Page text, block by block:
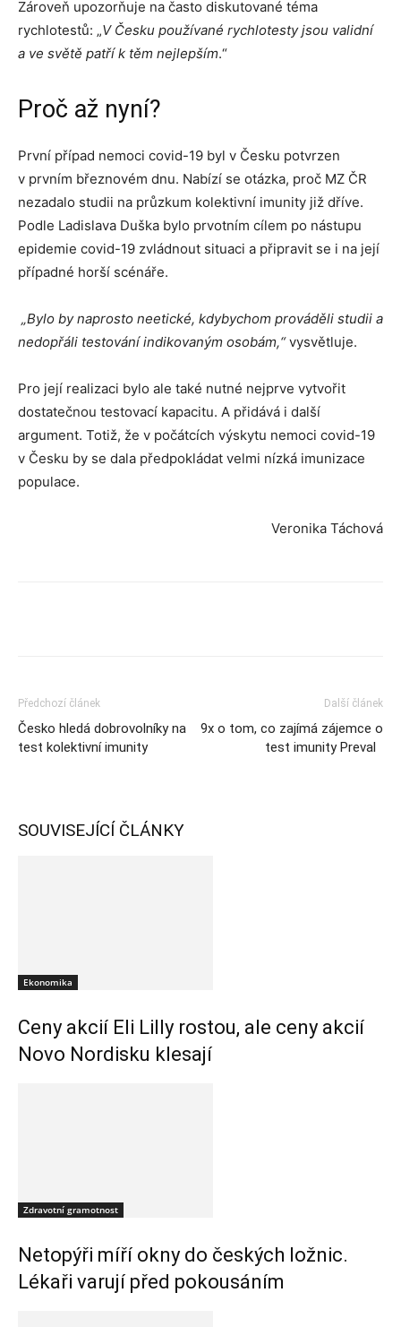
Zároveň upozorňuje na často diskutované téma
rychlotestů: „V Česku používané rychlotesty jsou validní
a ve světě patří k těm nejlepším.“
Proč až nyní?
První případ nemoci covid-19 byl v Česku potvrzen
v prvním březnovém dnu. Nabízí se otázka, proč MZ ČR
nezadalo studii na průzkum kolektivní imunity již dříve.
Podle Ladislava Duška bylo prvotním cílem po nástupu
epidemie covid-19 zvládnout situaci a připravit se i na její
případné horší scénáře.
„Bylo by naprosto neetické, kdybychom prováděli studii a
nedopřáli testování indikovaným osobám,“vysvětluje.
Pro její realizaci bylo ale také nutné nejprve vytvořit
dostatečnou testovací kapacitu. A přidává i další
argument. Totiž, že v počátcích výskytu nemoci covid-19
v Česku by se dala předpokládat velmi nízká imunizace
populace.
Veronika Táchová
Předchozí článek
Česko hledá dobrovolníky na
test kolektivní imunity
Další článek
9x o tom, co zajímá zájemce o
test imunity Preval
SOUVISEJÍCÍ ČLÁNKY
Ekonomika
Ceny akcií Eli Lilly rostou, ale ceny akcií
Novo Nordisku klesají
Zdravotní gramotnost
Netopýři míří okny do českých ložnic.
Lékaři varují před pokousáním